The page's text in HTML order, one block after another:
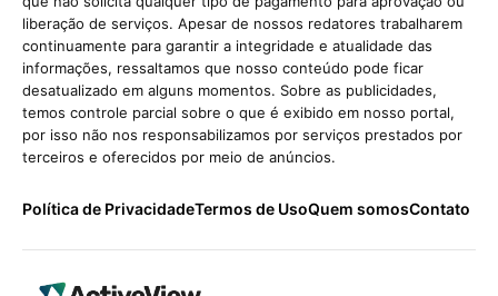
liberação de serviços. Apesar de nossos redatores trabalharem
continuamente para garantir a integridade e atualidade das
informações, ressaltamos que nosso conteúdo pode ficar
desatualizado em alguns momentos. Sobre as publicidades,
temos controle parcial sobre o que é exibido em nosso portal,
por isso não nos responsabilizamos por serviços prestados por
terceiros e oferecidos por meio de anúncios.
Política de PrivacidadeTermos de UsoQuem somosContato